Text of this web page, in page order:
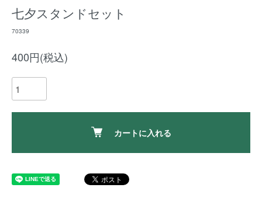
七夕スタンドセット
70339
400円(税込)
カートに入れる